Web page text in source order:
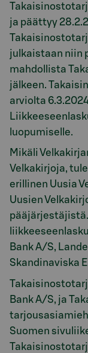
ja päättyy
julkaistaan niin
mahdollista
jälkeen.
arviolta
luopumiselle.
Mikäli
Velkakirjoja,
erillinen Uusia
Uusien
Bank A/S,
Skandinaviska
Bank A/S, ja
Suomen